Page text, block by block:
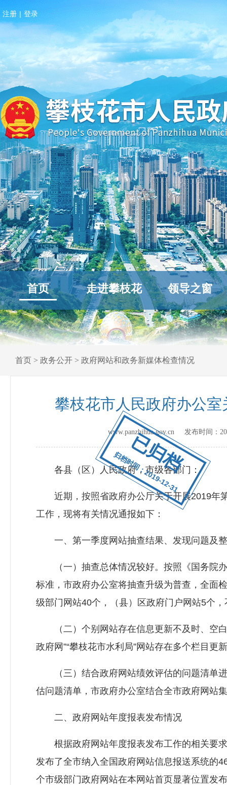
已归档
归档时间：2019-12-31
注册 | 登录
首页 走进攀枝花 领导之窗
首页 > 政务公开 > 政府网站和政务新媒体检查情况
攀枝花市人民政府办公
www.panzhihua.gov.cn 发布时间：
各县（区）人民政府，市级各部门：
近期，按照省政府办公厅关于开展2019年第
工作，现将有关情况通报如下：
一、第一季度网站抽查结果、发现问题及
（一）抽查总体情况较好。按照《国务院办
标准，市政府办公室将抽查升级为普查，全面
级部门网站40个，（县）区政府门户网站5个
（二）个别网站存在信息更新不及时、空白
政府网”“攀枝花市水利局”网站存在多个栏目更
（三）结合政府网站绩效评估的问题清单进
估问题清单，市政府办公室结合全市政府网站
二、政府网站年度报表发布情况
根据政府网站年度报表发布工作的相关要求
发布了全市纳入全国政府网站信息报送系统的
个市级部门政府网站在本网站首页显著位置发